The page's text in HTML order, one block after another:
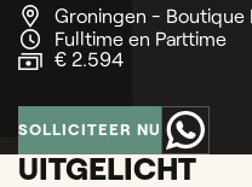
Groningen - Boutique
Fulltime en Parttime
€ 2.594
SOLLICITEER NU
UITGELICHT